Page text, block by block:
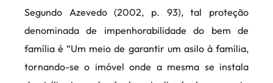
Segundo Azevedo (2002, p. 93), tal proteção
denominada de impenhorabilidade do bem de
família é “Um meio de garantir um asilo à família,
tornando-se o imóvel onde a mesma se instala